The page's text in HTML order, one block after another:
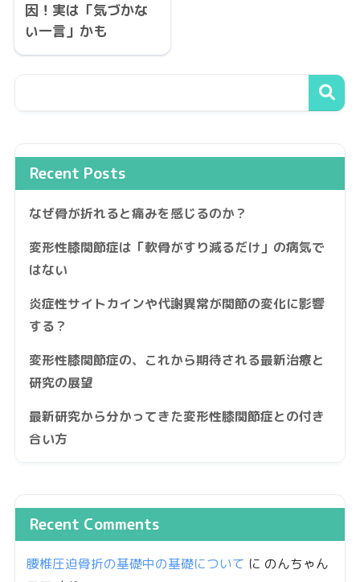
因！実は「気づかな
い一言」かも
Recent Posts
なぜ骨が折れると痛みを感じるのか？
変形性膝関節症は「軟骨がすり減るだけ」の病気で
はない
炎症性サイトカインや代謝異常が関節の変化に影響
する？
変形性膝関節症の、これから期待される最新治療と
研究の展望
最新研究から分かってきた変形性膝関節症との付き
合い方
Recent Comments
腰椎圧迫骨折の基礎中の基礎について に のんちゃん